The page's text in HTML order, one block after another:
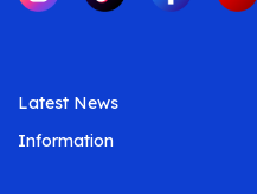
Latest News
Information